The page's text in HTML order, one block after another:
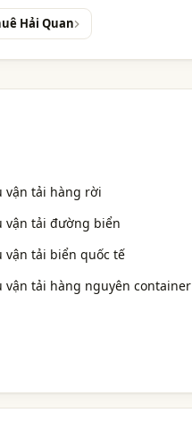
Hải Quan
vận tải hàng rời
vận tải đường biển
vận tải biển quốc tế
vận tải hàng nguyên container